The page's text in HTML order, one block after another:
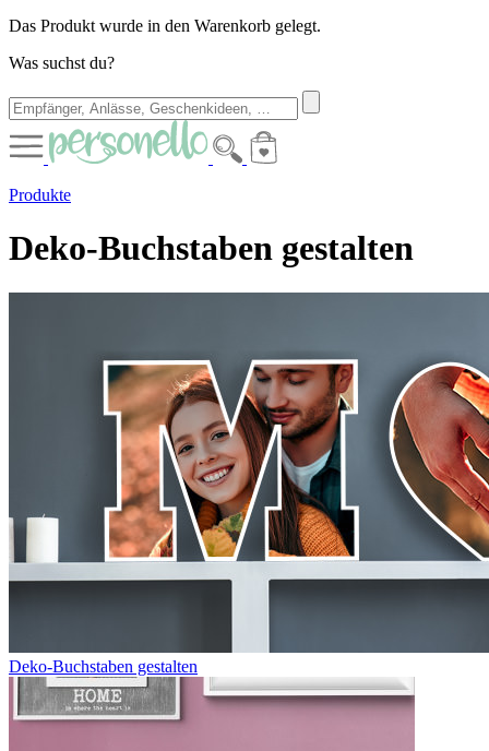
Das Produkt wurde in den Warenkorb gelegt.
Was suchst du?
Produkte
Deko-Buchstaben gestalten
Deko-Buchstaben gestalten